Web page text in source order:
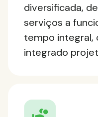
diversificada,
serviços a
tempo integral,
integrado